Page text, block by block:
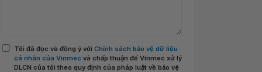
Tôi đã đọc và đồng ý với Chính sách bảo vệ dữ liệu
cá nhân của Vinmec và chấp thuận để Vinmec xử lý
DLCN của tôi theo quy định của pháp luật về bảo vệ